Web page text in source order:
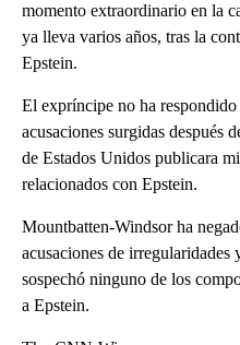
momento extraordinario en la
ya lleva varios años, tras la
Epstein.
El expríncipe no ha
acusaciones surgidas después
de Estados Unidos publicara
relacionados con Epstein.
Mountbatten-Windsor ha
acusaciones de
sospechó ninguno de los
a Epstein.